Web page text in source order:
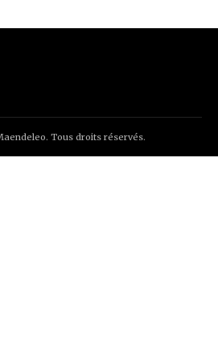
Tous droits réservés.